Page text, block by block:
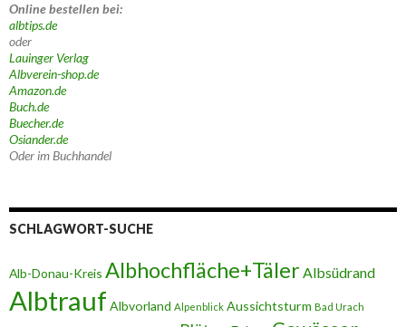
Online bestellen bei:
albtips.de
oder
Lauinger Verlag
Albverein-shop.de
Amazon.de
Buch.de
Buecher.de
Osiander.de
Oder im Buchhandel
SCHLAGWORT-SUCHE
Alb-Donau-Kreis Albhochfläche+TälerAlbsüdrand
Albtrauf Albvorland Alpenblick Aussichtsturm Bad Urach